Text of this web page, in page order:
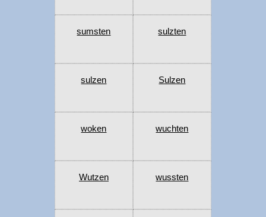
sumsten sulzten
sulzen Sulzen
woken wuchten
Wutzen wussten